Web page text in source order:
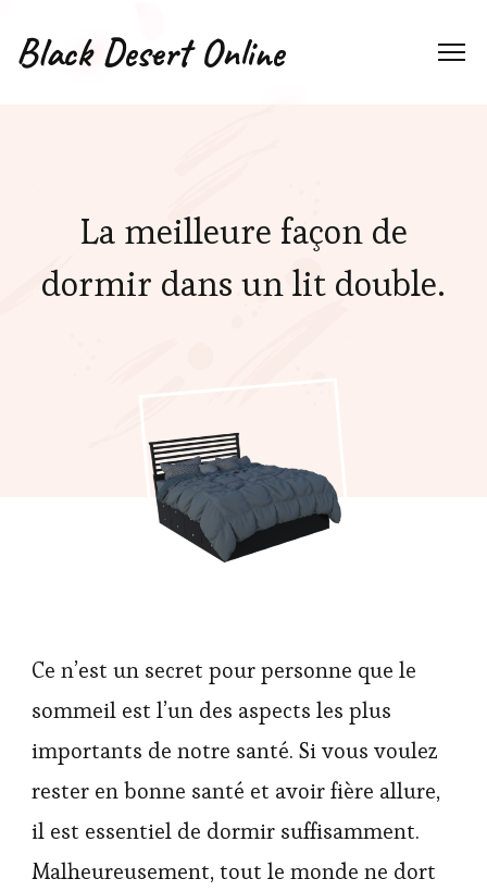
Black Desert Online
La meilleure façon de
dormir dans un lit double.
Ce n’est un secret pour personne que le
sommeil est l’un des aspects les plus
importants de notre santé. Si vous voulez
rester en bonne santé et avoir fière allure,
il est essentiel de dormir suffisamment.
Malheureusement, tout le monde ne dort